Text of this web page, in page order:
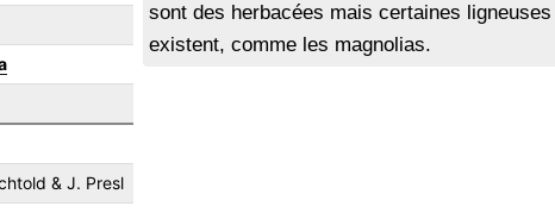
& J. Presl
sont des herbacées mais certaines ligneuses
existent, comme les magnolias.